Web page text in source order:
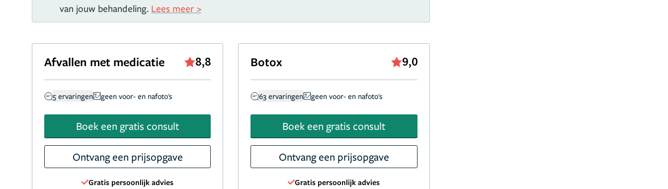
van jouw behandeling. Lees meer >
Afvallen met medicatie 8,8
5 ervaringen geen voor- en nafoto's
Boek een gratis consult
Ontvang een prijsopgave
Gratis persoonlijk advies
Botox 9,0
63 ervaringen geen voor- en nafoto's
Boek een gratis consult
Ontvang een prijsopgave
Gratis persoonlijk advies